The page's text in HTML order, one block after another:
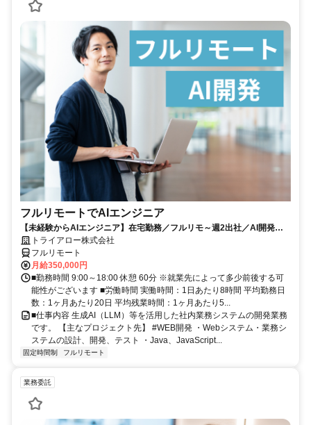
フルリモートでAIエンジニア
【未経験からAIエンジニア】在宅勤務／フルリモ～週2出社／AI開発を
仕事にする
トライアロー株式会社
フルリモート
月給350,000円
■勤務時間 9:00～18:00 休憩 60分 ※就業先によって多少前後する可
能性がございます ■労働時間 実働時間：1日あたり8時間 平均勤務日
数：1ヶ月あたり20日 平均残業時間：1ヶ月あたり5...
■仕事内容 生成AI（LLM）等を活用した社内業務システムの開発業務
です。 【主なプロジェクト先】 #WEB開発 ・Webシステム・業務シ
ステムの設計、開発、テスト ・Java、JavaScript...
固定時間制 フルリモート
業務委託